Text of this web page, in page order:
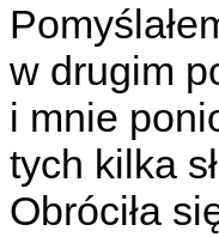
w drugim
i mnie
tych kilka
Obróciła